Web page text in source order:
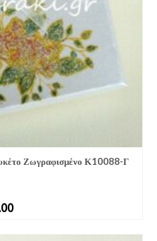
Ζωγραφισμένο Κ10088-Γ